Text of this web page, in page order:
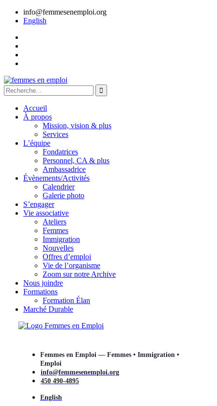
info@femmesenemploi.org
English
Accueil
À propos
Mission, vision & plus
Services
L’équipe
Fondatrices
Personnel, CA & plus
Ambassadrice
Évènements/Activités
Calendrier
Galerie photo
S’engager
Vie associative
Ateliers
Femmes
Immigration
Nouvelles
Offres d’emploi
Vie de l’organisme
Zoom sur notre Archive
Nous joindre
Formations
Formation Élan
Marché Durable
Femmes en Emploi — Femmes • Immigration •
Emploi
info@femmesenemploi.org
450 490-4895
English